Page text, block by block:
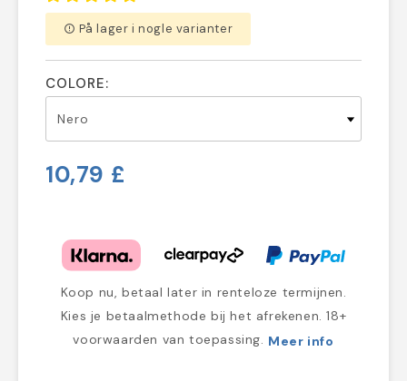
error_outline På lager i nogle varianter
COLORE:
10,79 £
Koop nu, betaal later in renteloze termijnen.
Kies je betaalmethode bij het afrekenen. 18+
voorwaarden van toepassing. Meer info